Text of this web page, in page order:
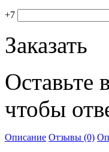
+7
Заказать
Оставьте
чтобы
Описание Отзывы (0)